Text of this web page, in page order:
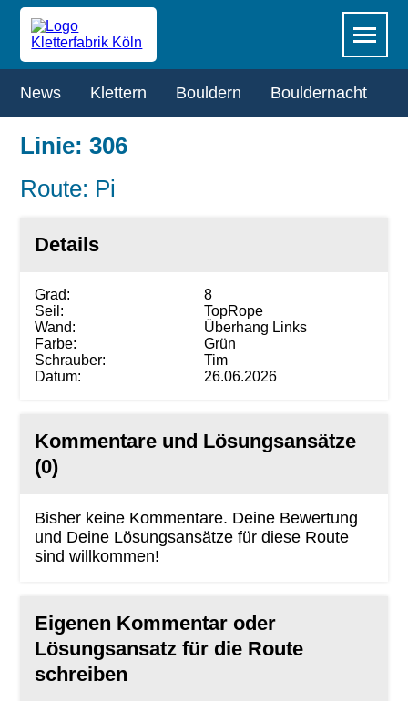
Zum
Hauptinhalt
springen
überspringen
News Klettern Bouldern Bouldernacht
Linie: 306
Route: Pi
Details
Grad:
8
Seil:
TopRope
Wand:
Überhang Links
Farbe:
Grün
Schrauber:
Tim
Datum:
26.06.2026
Kommentare und Lösungsansätze
(0)
Bisher keine Kommentare. Deine Bewertung
und Deine Lösungsansätze für diese Route
sind willkommen!
Eigenen Kommentar oder
Lösungsansatz für die Route
schreiben